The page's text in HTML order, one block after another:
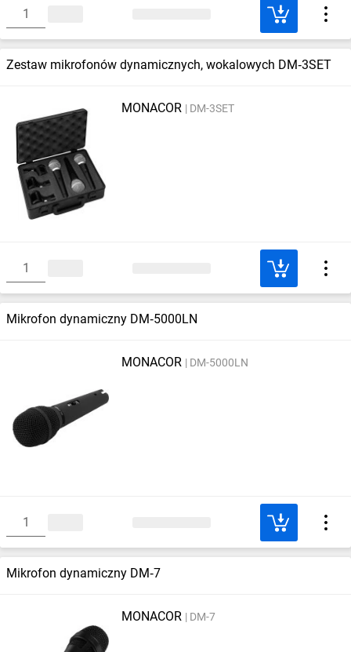
Zestaw mikrofonów dynamicznych, wokalowych DM‑3SET
MONACOR DM-3SET
Mikrofon dynamiczny DM‑5000LN
MONACOR DM-5000LN
Mikrofon dynamiczny DM‑7
MONACOR DM-7